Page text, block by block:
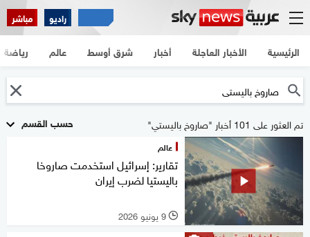
راديو مباشر
الرئيسية الأخبار العاجلة أخبار شرق أوسط عالم رياضة
حسب القسم تم العثور على 101 أخبار "صاروخ باليستي"
عالم
تقارير: إسرائيل استخدمت صاروخا
باليستيا لضرب إيران
l 9 يونيو 2026